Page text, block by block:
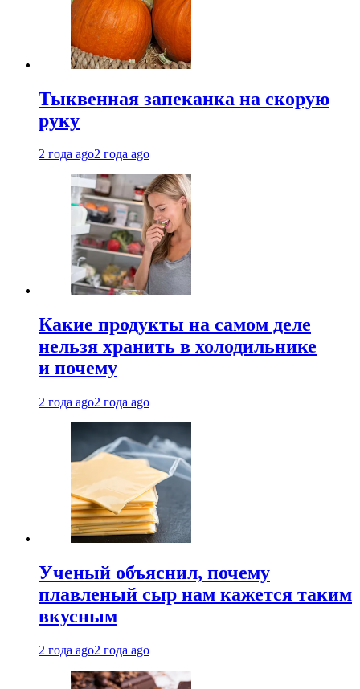
Тыквенная запеканка на скорую
руку
2 года ago2 года ago
Какие продукты на самом деле
нельзя хранить в холодильнике
и почему
2 года ago2 года ago
Ученый объяснил, почему
плавленый сыр нам кажется таким
вкусным
2 года ago2 года ago